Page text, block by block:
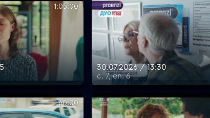
1:05:00
30.07.2026 / 13:30
с. 7, еп. 6
60:00